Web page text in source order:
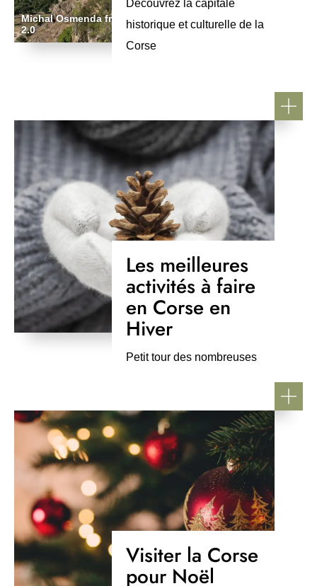
Michal Osmenda from Brussels, Belgium, CC BY
2.0
Découvrez la capitale
historique et culturelle de la
Corse
Les meilleures
activités à faire
en Corse en
Hiver
Petit tour des nombreuses
Visiter la Corse
pour Noël